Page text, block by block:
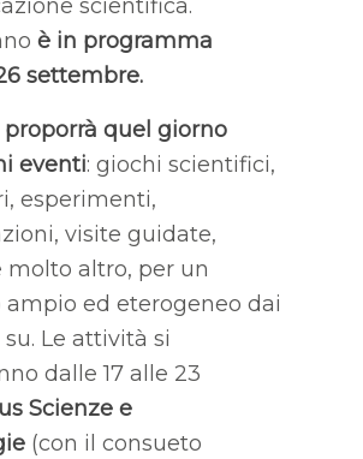
scientifica.
è in programma
settembre.
proporrà quel giorno
eventi: giochi scientifici,
esperimenti,
visite guidate,
molto altro, per un
ed eterogeneo dai
Le attività si
dalle 17 alle 23
Scienze e
(con il consueto